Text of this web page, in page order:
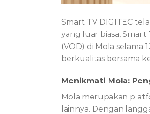
Smart TV DIGITEC
yang luar biasa,
(VOD) di Mola
berkualitas bersama
Menikmati Mola:
Mola merupakan
lainnya. Dengan